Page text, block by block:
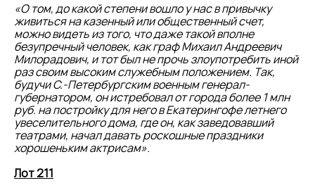
«О том, до какой степени вошло у нас в привычку
живиться на казенный или общественный счет,
можно видеть из того, что даже такой вполне
безупречный человек, как граф Михаил Андреевич
Милорадович, и тот был не прочь злоупотребить иной
раз своим высоким служебным положением. Так,
будучи С.-Петербургским военным генерал-
губернатором, он истребовал от города более 1 млн
руб. на постройку для него в Екатерингофе летнего
увеселительного дома, где он, как заведовавший
театрами, начал давать роскошные праздники
хорошеньким актрисам».
Лот 211